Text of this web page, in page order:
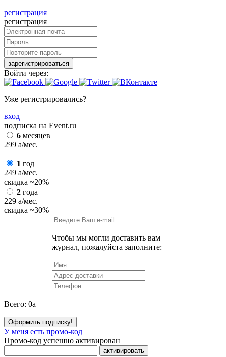
регистрация
регистрация
зарегистрироваться
Войти через:
Уже регистрировались?
вход
подписка на Event.ru
6 месяцев
299 a/мес.
1 год
249 a/мес.
скидка ~20%
2 года
229 a/мес.
скидка ~30%
Чтобы мы могли доставить вам
журнал, пожалуйста заполните:
Всего: 0a
Оформить подписку!
У меня есть промо-код
Промо-код успешно активирован
активировать